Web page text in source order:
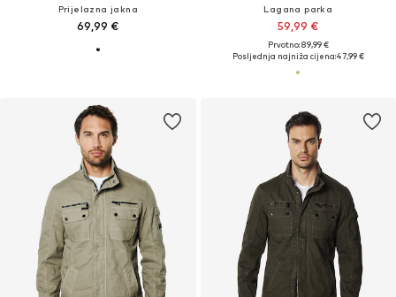
Prijelazna jakna
69,99 €
Lagana parka
59,99 €
Prvotno: 89,99 €
Posljednja najniža cijena:47,99 €